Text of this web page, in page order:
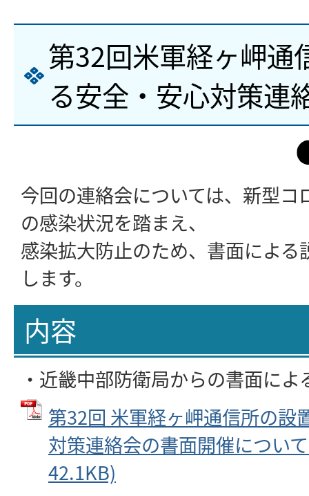
第32回米軍経ヶ岬通
る安全・安心対策連
今回の連絡会については、新型コ
の感染状況を踏まえ、
感染拡大防止のため、書面による
します。
内容
・近畿中部防衛局からの書面によ
第32回 米軍経ヶ岬通信所の設
対策連絡会の書面開催につい
42.1KB)